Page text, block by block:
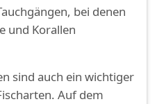
bei denen
und Korallen
sind auch ein wichtiger
Auf dem